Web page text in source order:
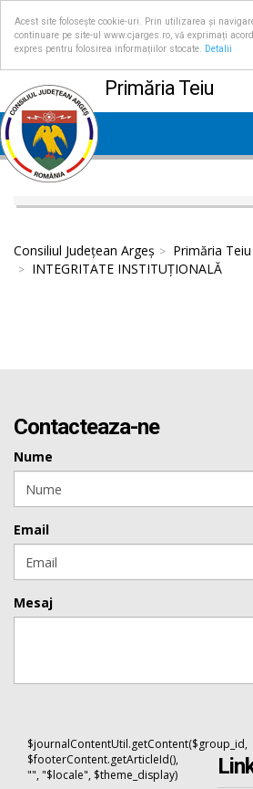
Acest site folosește cookie-uri. Prin utilizarea și
continuare pe site-ul www.cjarges.ro, vă exprimați
expres pentru folosirea informațiilor stocate.
Detalii
Primăria Teiu
Consiliul Județean Argeș
Primăria Teiu
INTEGRITATE INSTITUȚIONALĂ
Contacteaza-ne
Nume
Email
Mesaj
$journalContentUtil.getContent($group_id,
$footerContent.getArticleId(),
"", "$locale", $theme_display)